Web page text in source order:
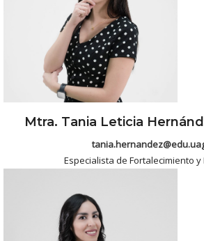
Mtra. Tania Leticia
Especialista de Fortalecimiento